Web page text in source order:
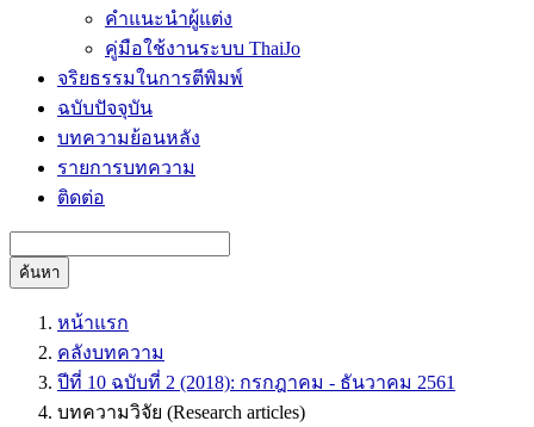
คำแนะนำผู้แต่ง
คู่มือใช้งานระบบ ThaiJo
จริยธรรมในการตีพิมพ์
ฉบับปัจจุบัน
บทความย้อนหลัง
รายการบทความ
ติดต่อ
ค้นหา
หน้าแรก
คลังบทความ
ปีที่ 10 ฉบับที่ 2 (2018): กรกฎาคม - ธันวาคม 2561
บทความวิจัย (Research articles)